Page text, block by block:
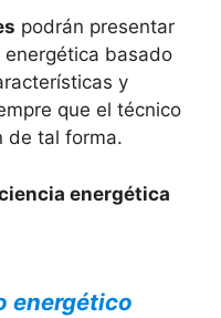
podrán presentar
basado
y
que el técnico
de tal forma.
energética
energético